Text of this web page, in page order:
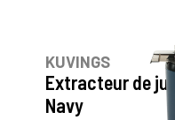
garantir une
famille.
KUVINGS
Extracteur de
Navy